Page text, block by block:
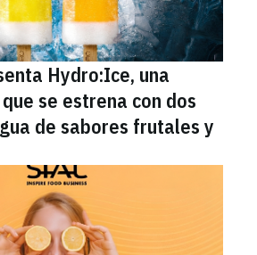
Hydro:Ice, una
se estrena con dos
de sabores frutales y